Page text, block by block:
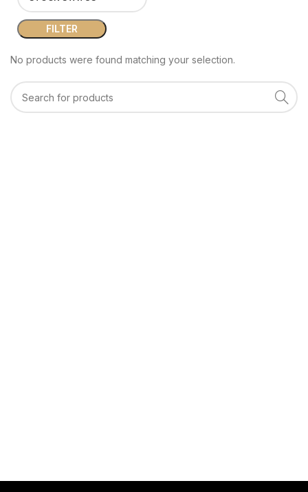
FILTER
No products were found matching your selection.